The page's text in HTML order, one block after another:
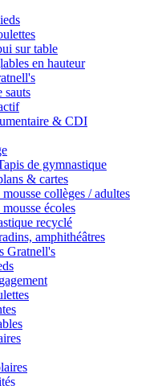
sur table
en hauteur
sauts
& CDI
de gymnastique
& cartes
collèges / adultes
écoles
recyclé
amphithéâtres
Gratnell's